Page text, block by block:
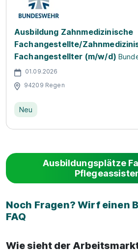
Ausbildung Zahnmedizinische
Fachangestellte/
Fachangestellter (m/w/d)
01.09.2026
94209 Regen
Neu
Ausbildungsplätze
Noch Fragen? Wirf einen
FAQ
Wie sieht der